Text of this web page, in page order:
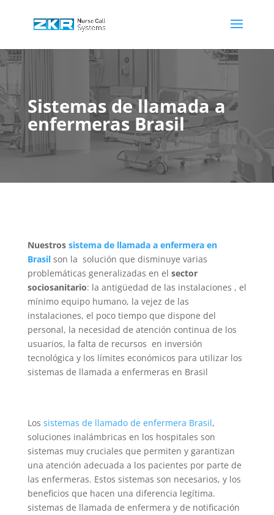
Sistemas de llamada a
enfermeras Brasil
Nuestros sistema de llamada a enfermera en
Brasilson la solución que disminuye varias
problemáticas generalizadas en el sector
sociosanitario: la antigüedad de las instalaciones , el
mínimo equipo humano, la vejez de las
instalaciones, el poco tiempo que dispone del
personal, la necesidad de atención continua de los
usuarios, la falta de recursos en inversión
tecnológica y los límites económicos para utilizar los
sistemas de llamada a enfermeras en Brasil
Los sistemas de llamado de enfermera Brasil,
soluciones inalámbricas en los hospitales son
sistemas muy cruciales que permiten y garantizan
una atención adecuada a los pacientes por parte de
las enfermeras. Estos sistemas son necesarios, y los
beneficios que hacen una diferencia legítima.
sistemas de llamada de enfermera y de notificación